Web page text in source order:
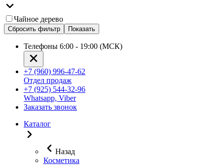
Чайное дерево
Сбросить фильтр Показать
Телефоны 6:00 - 19:00 (МСК)
+7 (960) 996-47-62
Отдел продаж
+7 (925) 544-32-96
Whatsapp, Viber
Заказать звонок
Каталог
Назад
Косметика